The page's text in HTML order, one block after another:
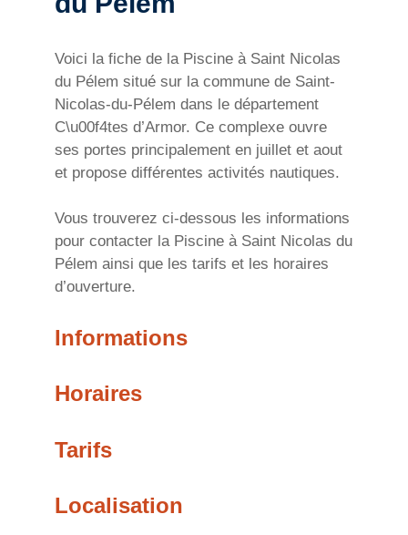
Voici la fiche de la Piscine à Saint Nicolas
du Pélem situé sur la commune de Saint-
Nicolas-du-Pélem dans le département
C\u00f4tes d’Armor. Ce complexe ouvre
ses portes principalement en juillet et aout
et propose différentes activités nautiques.
Vous trouverez ci-dessous les informations
pour contacter la Piscine à Saint Nicolas du
Pélem ainsi que les tarifs et les horaires
d’ouverture.
Informations
Horaires
Tarifs
Localisation